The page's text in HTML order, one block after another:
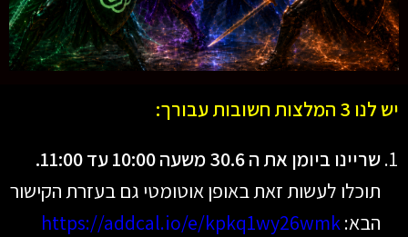
יש לנו 3 המלצות חשובות עבורך:
שריינו ביומן את ה 30.6 משעה 10:00 עד 11:00.
תוכלו לעשות זאת באופן אוטומטי גם בעזרת הקישור
הבא:https://addcal.io/e/kpkq1wy26wmk